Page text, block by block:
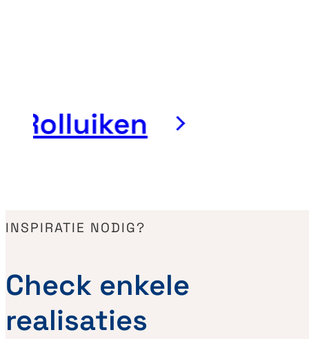
Rolluiken
INSPIRATIE NODIG?
Check enkele
realisaties